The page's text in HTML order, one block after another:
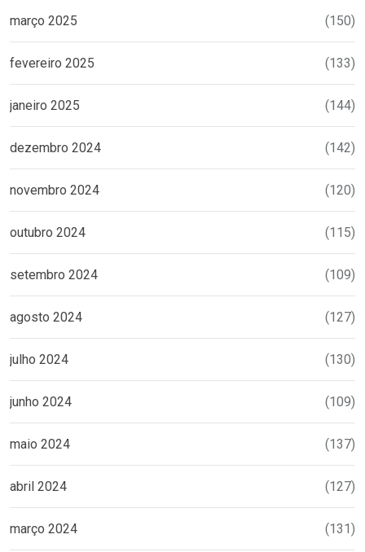
março 2025 (150)
fevereiro 2025 (133)
janeiro 2025 (144)
dezembro 2024 (142)
novembro 2024 (120)
outubro 2024 (115)
setembro 2024 (109)
agosto 2024 (127)
julho 2024 (130)
junho 2024 (109)
maio 2024 (137)
abril 2024 (127)
março 2024 (131)